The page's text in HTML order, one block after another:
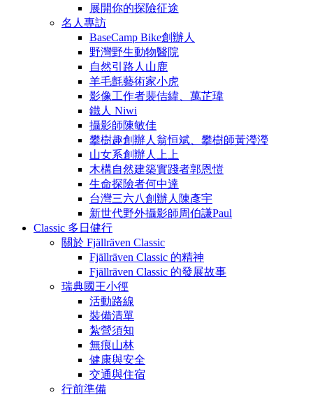
展開你的探險征途
名人專訪
BaseCamp Bike創辦人
野灣野生動物醫院
自然引路人山鹿
羊毛氈藝術家小虎
影像工作者裴佶緯、萬芷瑋
鐵人 Niwi
攝影師陳敏佳
攀樹趣創辦人翁恒斌、攀樹師黃瀅瀅
山女系創辦人上上
木構自然建築實踐者郭恩愷
生命探險者何中達
台灣三六八創辦人陳彥宇
新世代野外攝影師周伯謙Paul
Classic 多日健行
關於 Fjällräven Classic
Fjällräven Classic 的精神
Fjällräven Classic 的發展故事
瑞典國王小徑
活動路線
裝備清單
紮營須知
無痕山林
健康與安全
交通與住宿
行前準備